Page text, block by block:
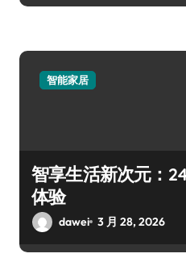
智能家居
智享生活新次元：
体验
dawei 3 月 28, 2026